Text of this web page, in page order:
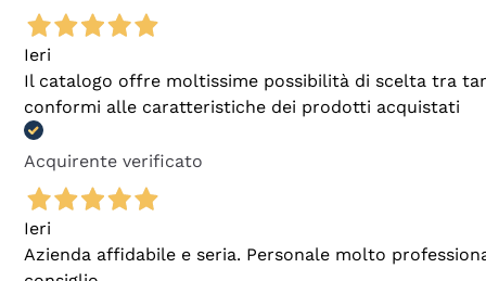
Ieri
Il catalogo offre moltissime possibilità di scelta tra
conformi alle caratteristiche dei prodotti acquistati
Acquirente verificato
Ieri
Azienda affidabile e seria. Personale molto